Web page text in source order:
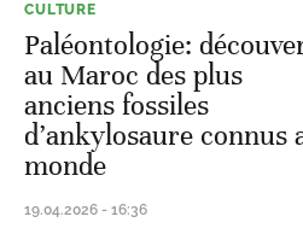
CULTURE
Paléontologie:
au Maroc des plus
anciens fossiles
d’ankylosaure connus
monde
19.04.2026 - 16:36